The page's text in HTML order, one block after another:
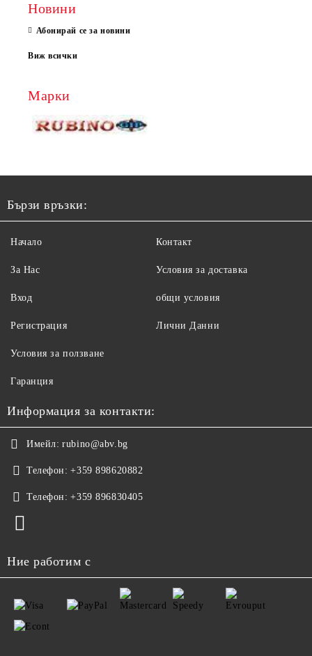
Новини
Абонирай се за новини
Виж всички
Марки
Бързи връзки:
Начало
За Нас
Вход
Регистрация
Контакт
Условия за доставка
общи условия
Лични Данни
Условия за ползване
Гаранция
Информация за контакти:
Имейл: rubino@abv.bg
Телефон: +359 898620882
Телефон: +359 896830405
Ние работим с